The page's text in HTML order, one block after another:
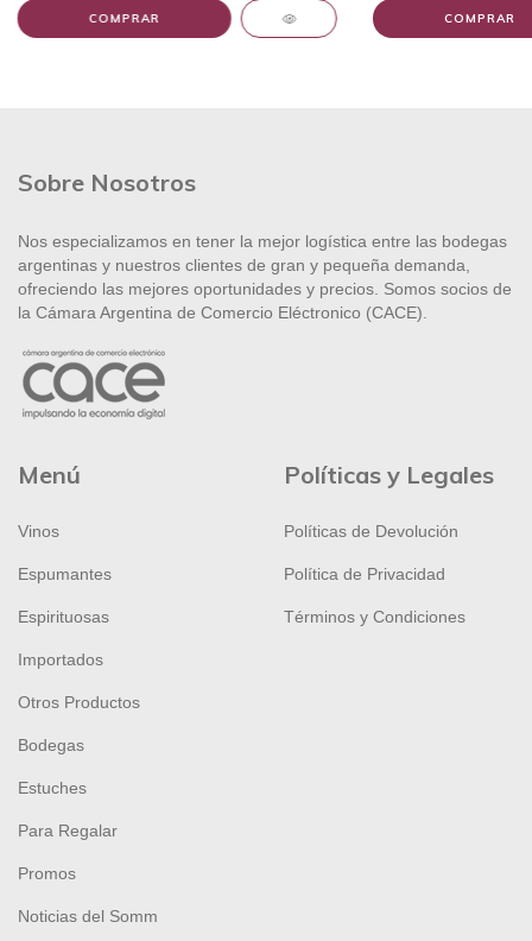
Sobre Nosotros
Nos especializamos en tener la mejor logística entre las bodegas
argentinas y nuestros clientes de gran y pequeña demanda,
ofreciendo las mejores oportunidades y precios. Somos socios de
la Cámara Argentina de Comercio Eléctronico (CACE).
Menú
Vinos
Espumantes
Espirituosas
Importados
Otros Productos
Bodegas
Estuches
Para Regalar
Promos
Noticias del Somm
Políticas y Legales
Políticas de Devolución
Política de Privacidad
Términos y Condiciones